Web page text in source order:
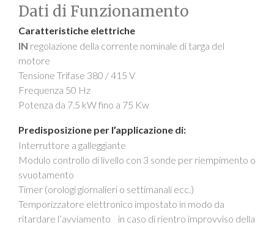
Dati di Funzionamento
Caratteristiche elettriche
IN regolazione della corrente nominale di targa del
motore
Tensione Trifase 380 / 415 V
Frequenza 50 Hz
Potenza da 7.5 kW fino a 75 Kw
Predisposizione per l’applicazione di:
Interruttore a galleggiante
Modulo controllo di livello con 3 sonde per riempimento o
svuotamento
Timer (orologi giornalieri o settimanali ecc.)
Temporizzatore elettronico impostato in modo da
ritardare l’avviamento in caso di rientro improvviso della